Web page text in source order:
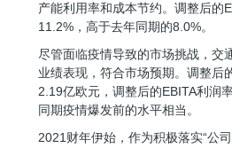
产能利用率和成本节约。调整后的
11.2%，高于去年同期的8.0%。
尽管面临疫情导致的市场挑战，交
业绩表现，符合市场预期。调整后
2.19亿欧元，调整后的EBITA利润
同期疫情爆发前的水平相当。
2021财年伊始，作为积极落实“公